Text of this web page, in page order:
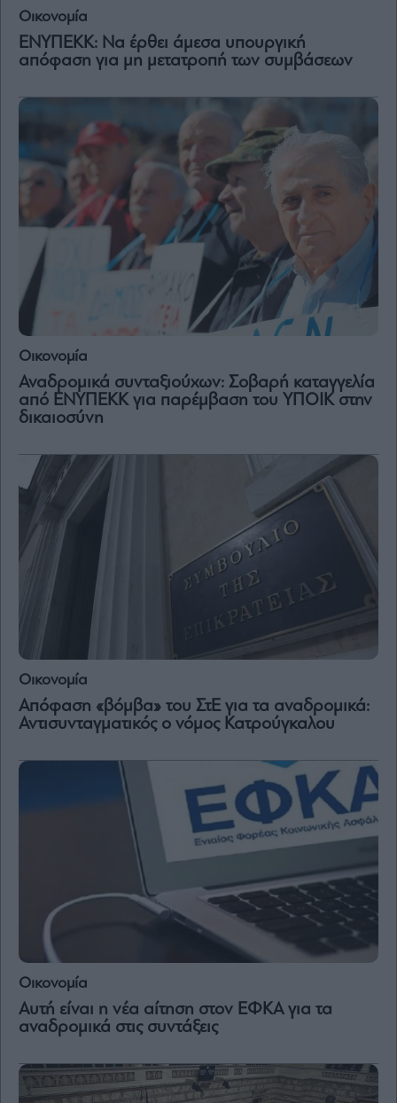
Terms
Service
apply.
Οικονομία
ΕΝΥΠΕΚΚ: Να έρθει άμεσα υπουργική
απόφαση για μη μετατροπή των συμβάσεων
Οικονομία
Αναδρομικά συνταξιούχων: Σοβαρή καταγγελία
από ΕΝΥΠΕΚΚ για παρέμβαση του ΥΠΟΙΚ στην
δικαιοσύνη
Οικονομία
Απόφαση «βόμβα» του ΣτΕ για τα αναδρομικά:
Αντισυνταγματικός ο νόμος Κατρούγκαλου
Οικονομία
Αυτή είναι η νέα αίτηση στον ΕΦΚΑ για τα
αναδρομικά στις συντάξεις